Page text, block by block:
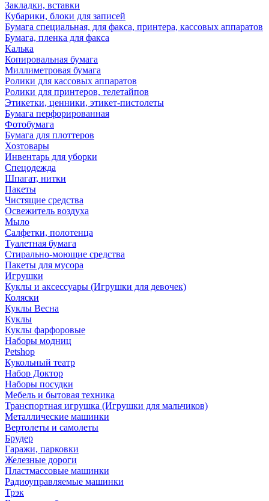
Закладки, вставки
Кубарики, блоки для записей
Бумага специальная, для факса, принтера, кассовых аппаратов
Бумага, пленка для факса
Калька
Копировальная бумага
Миллиметровая бумага
Ролики для кассовых аппаратов
Ролики для принтеров, телетайпов
Этикетки, ценники, этикет-пистолеты
Бумага перфорированная
Фотобумага
Бумага для плоттеров
Хозтовары
Инвентарь для уборки
Спецодежда
Шпагат, нитки
Пакеты
Чистящие средства
Освежитель воздуха
Мыло
Салфетки, полотенца
Туалетная бумага
Стирально-моющие средства
Пакеты для мусора
Игрушки
Куклы и аксессуары (Игрушки для девочек)
Коляски
Куклы Весна
Куклы
Куклы фарфоровые
Наборы модниц
Petshop
Кукольный театр
Набор Доктор
Наборы посудки
Мебель и бытовая техника
Транспортная игрушка (Игрушки для мальчиков)
Металлические машинки
Вертолеты и самолеты
Брудер
Гаражи, парковки
Железные дороги
Пластмассовые машинки
Радиоуправляемые машинки
Трэк